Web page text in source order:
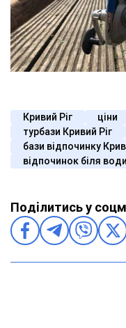
Кривий Ріг ціни
турбази Кривий Ріг
бази відпочинку
відпочинок біля води
Поділитись у